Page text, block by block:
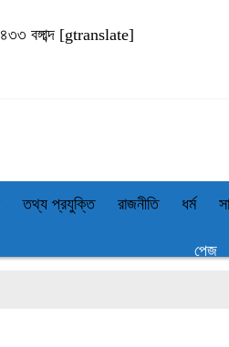
বঙ্গাব্দ [gtranslate]
তথ্য প্রযুক্তি রাজনীতি ধর্ম
পেজ